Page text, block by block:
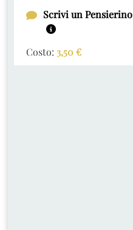
Scrivi un Pensierino
Costo: 3,50€